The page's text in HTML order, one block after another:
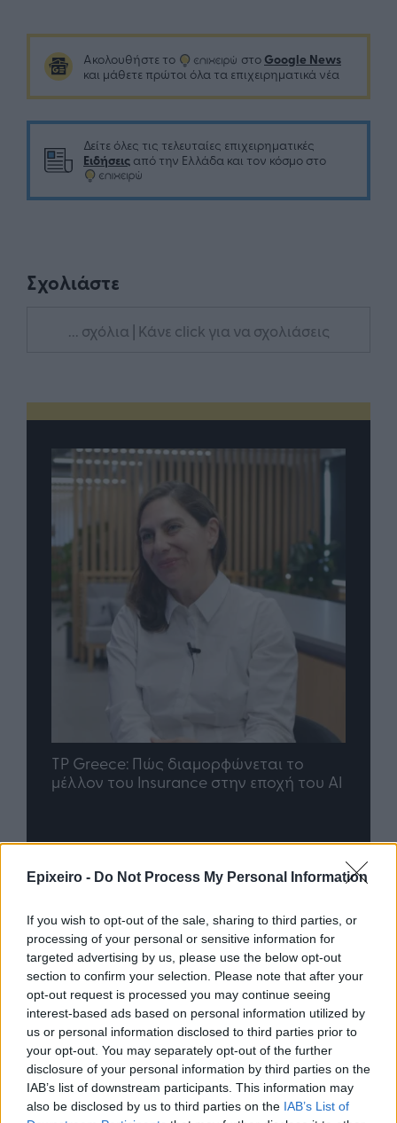
Epixeiro - Do Not Process My Personal Information
If you wish to opt-out of the sale, sharing to third parties, or
processing of your personal or sensitive information for
targeted advertising by us, please use the below opt-out
section to confirm your selection. Please note that after your
opt-out request is processed you may continue seeing
interest-based ads based on personal information utilized by
us or personal information disclosed to third parties prior to
your opt-out. You may separately opt-out of the further
disclosure of your personal information by third parties on the
IAB’s list of downstream participants. This information may
also be disclosed by us to third parties on the IAB’s List of
Ακολουθήστε το στο Google News
και μάθετε πρώτοι όλα τα επιχειρηματικά νέα
Δείτε όλες τις τελευταίες επιχειρηματικές
Ειδήσεις από την Ελλάδα και τον κόσμο στο
Σχολιάστε
... σχόλια | Κάνε click για να σχολιάσεις
TP Greece: Πώς διαμορφώνεται το
μέλλον του Insurance στην εποχή του AI
Advertorial
Περισσότερα από το
Apple: Προσφεύγει στη
Δικαιοσύνη κατά της OpenAI για
φερόμενη υπεξαίρεση εμπορικών
μυστικών
06/08/26|16:09